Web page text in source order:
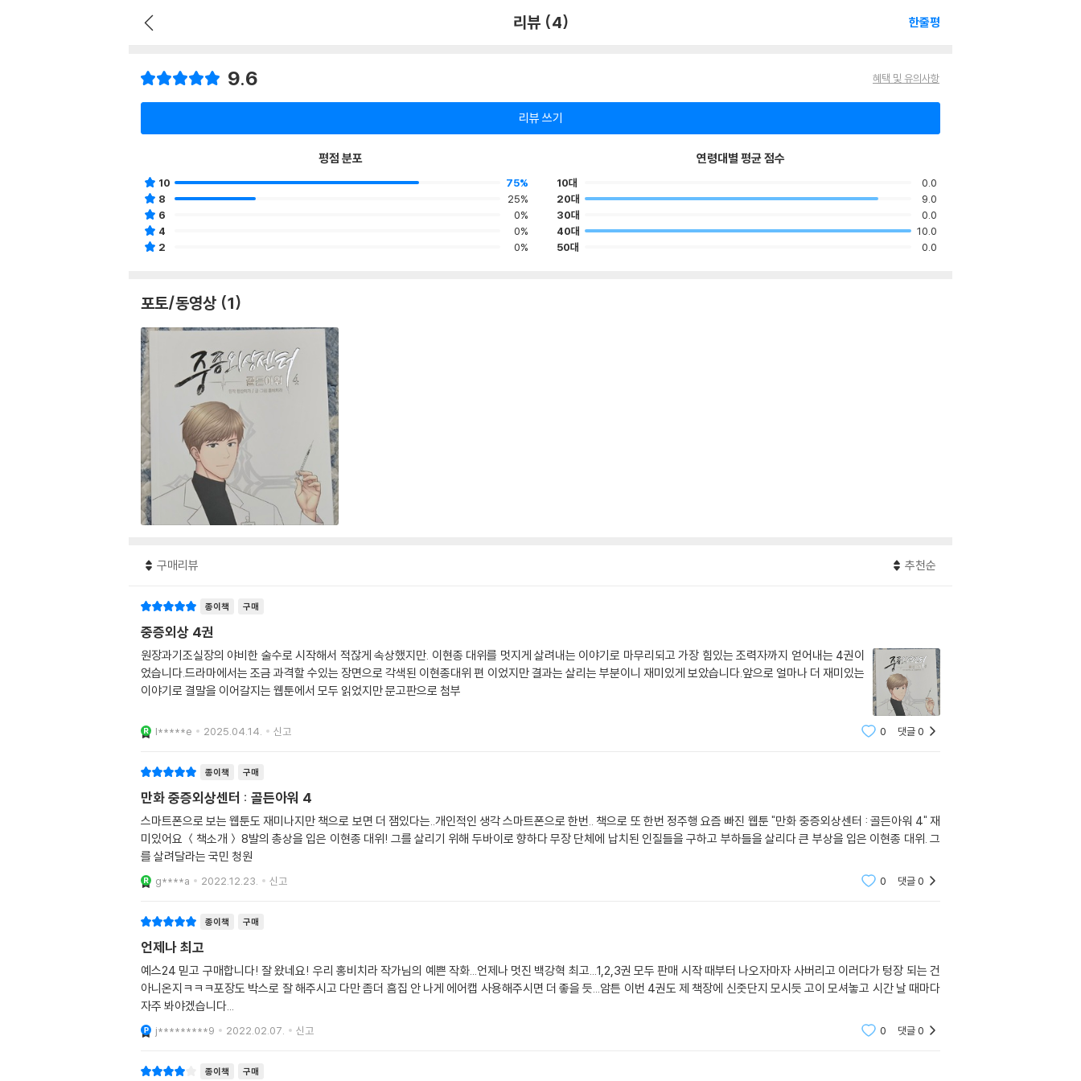
리뷰 (4) 한줄평
9.6 혜택 및 유의사항
리뷰 쓰기
평점 분포
10
75%
8
25%
6
0%
4
0%
2
0%
연령대별 평균 점수
10대
0.0
20대
9.0
30대
0.0
40대
10.0
50대
0.0
포토/동영상 (1)
구매리뷰 추천순
종이책 구매
중증외상 4권
원장과기조실장의 야비한 술수로 시작해서 적잖게 속상했지만. 이현종 대위를 멋지게 살려내는 이야기로 마무리되고 가장 힘있는 조력자까지 얻어내는 4권이
었습니다.드라마에서는 조금 과격할 수있는 장면으로 각색된 이현종대위 편 이었지만 결과는 살리는 부분이니 재미있게 보았습니다.앞으로 얼마나 더 재미있는
이야기로 결말을 이어갈지는 웹툰에서 모두 읽었지만 문고판으로 첨부
l*****e 2025.04.14. 신고 0 댓글0
종이책 구매
만화 중증외상센터 : 골든아워 4
스마트폰으로 보는 웹툰도 재미나지만 책으로 보면 더 잼있다는..개인적인 생각 스마트폰으로 한번.. 책으로 또 한번 정주행 요즘 빠진 웹툰 "만화 중증외상센터 : 골든아워 4" 재
미있어요 ＜책소개＞ 8발의 총상을 입은 이현종 대위! 그를 살리기 위해 두바이로 향하다 무장 단체에 납치된 인질들을 구하고 부하들을 살리다 큰 부상을 입은 이현종 대위. 그
를 살려달라는 국민 청원
g****a 2022.12.23. 신고 0 댓글0
종이책 구매
언제나 최고
예스24 믿고 구매합니다! 잘 왔네요! 우리 홍비치라 작가님의 예쁜 작화...언제나 멋진 백강혁 최고...1,2,3권 모두 판매 시작 때부터 나오자마자 사버리고 이러다가 텅장 되는 건
아니온지ㅋㅋㅋ포장도 박스로 잘 해주시고 다만 좀더 흠집 안 나게 에어캡 사용해주시면 더 좋을 듯...암튼 이번 4권도 제 책장에 신줏단지 모시듯 고이 모셔놓고 시간 날 때마다
자주 봐야겠습니다...
j*********9 2022.02.07. 신고 0 댓글0
종이책 구매